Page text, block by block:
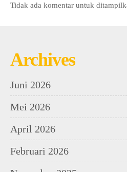
Tidak ada komentar untuk
Archives
Juni 2026
Mei 2026
April 2026
Februari 2026